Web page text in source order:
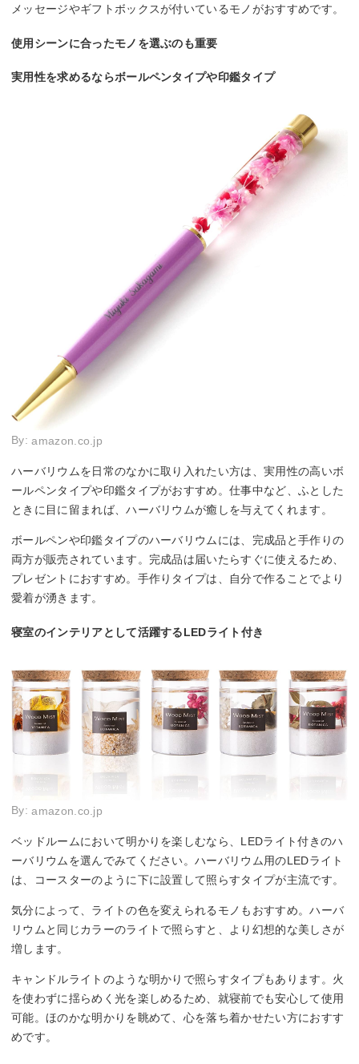
メッセージやギフトボックスが付いているモノがおすすめです。
使用シーンに合ったモノを選ぶのも重要
実用性を求めるならボールペンタイプや印鑑タイプ
By:amazon.co.jp
ハーバリウムを日常のなかに取り入れたい方は、実用性の高いボ
ールペンタイプや印鑑タイプがおすすめ。仕事中など、ふとした
ときに目に留まれば、ハーバリウムが癒しを与えてくれます。
ボールペンや印鑑タイプのハーバリウムには、完成品と手作りの
両方が販売されています。完成品は届いたらすぐに使えるため、
プレゼントにおすすめ。手作りタイプは、自分で作ることでより
愛着が湧きます。
寝室のインテリアとして活躍するLEDライト付き
By:amazon.co.jp
ベッドルームにおいて明かりを楽しむなら、LEDライト付きのハ
ーバリウムを選んでみてください。ハーバリウム用のLEDライト
は、コースターのように下に設置して照らすタイプが主流です。
気分によって、ライトの色を変えられるモノもおすすめ。ハーバ
リウムと同じカラーのライトで照らすと、より幻想的な美しさが
増します。
キャンドルライトのような明かりで照らすタイプもあります。火
を使わずに揺らめく光を楽しめるため、就寝前でも安心して使用
可能。ほのかな明かりを眺めて、心を落ち着かせたい方におすす
めです。